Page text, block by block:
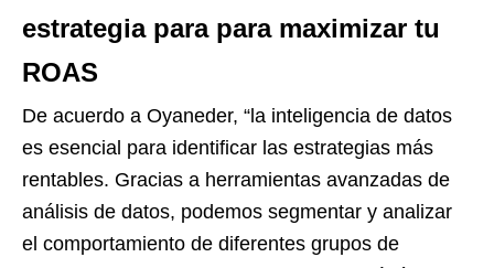
estrategia para para maximizar tu
ROAS
De acuerdo a Oyaneder, “la inteligencia de datos
es esencial para identificar las estrategias más
rentables. Gracias a herramientas avanzadas de
análisis de datos, podemos segmentar y analizar
el comportamiento de diferentes grupos de